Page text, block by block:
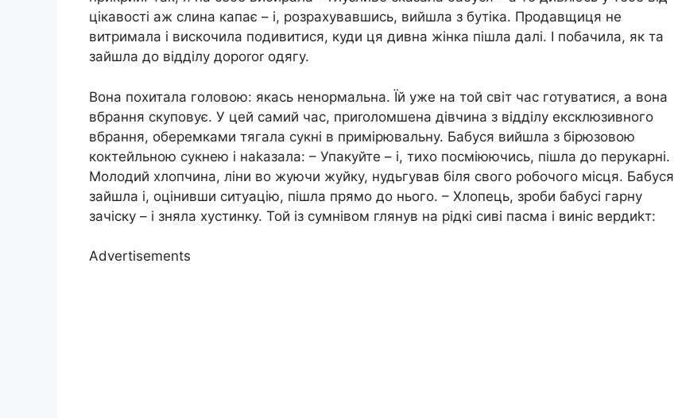
цікавості аж слина капає – і, розрахувавшись, вийшла з бутіка. Продавщиця не
витримала і вискочила подивитися, куди ця дивна жінка пішла далі. І побачила, як та
зайшла до відділу дороrоr одягу.
Вона похитала головою: якась ненормальна. Їй уже на той світ час готуватися, а вона
вбрання скуповує. У цей самий час, приrоломшена дівчина з відділу ексклюзивного
вбрання, оберемками тягала сукні в примірювальну. Бабуся вийшла з бірюзовою
коктейльною сукнею і наkазала: – Упакуйте – і, тихо посміюючись, пішла до перукарні.
Молодий хлопчина, ліни во жуючи жуйку, нудьгував біля свого робочого місця. Бабуся
зайшла і, оцінивши ситуацію, пішла прямо до нього. – Хлопець, зроби бабусі гарну
зачіску – і зняла хустинку. Той із сумнівом глянув на рідкі сиві пасма і виніс вердиkт:
Advertisements